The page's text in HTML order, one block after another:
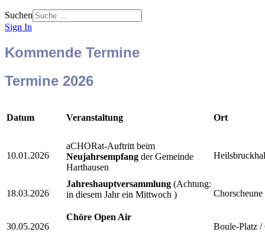
Suchen
Sign In
Kommende Termine
Termine 2026
Datum Veranstaltung Ort
10.01.2026
aCHORat-Auftritt beim
Neujahrsempfang der Gemeinde
Harthausen
18.03.2026
Jahreshauptversammlung (Achtung:
in diesem Jahr ein Mittwoch )
Chorscheune
30.05.2026
Chöre Open Air
Boule-Platz /